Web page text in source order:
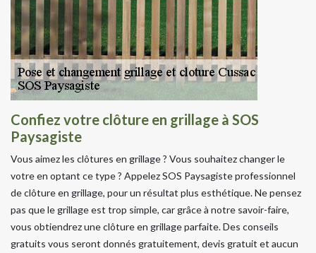
Confiez votre clôture en grillage à SOS
Paysagiste
Vous aimez les clôtures en grillage ? Vous souhaitez changer le
votre en optant ce type ? Appelez SOS Paysagiste professionnel
de clôture en grillage, pour un résultat plus esthétique. Ne pensez
pas que le grillage est trop simple, car grâce à notre savoir-faire,
vous obtiendrez une clôture en grillage parfaite. Des conseils
gratuits vous seront donnés gratuitement, devis gratuit et aucun